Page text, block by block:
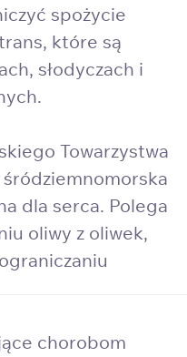
spożycie
które są
słodyczach i
Towarzystwa
dla serca. Polega
oliwy z oliwek,
chorobom